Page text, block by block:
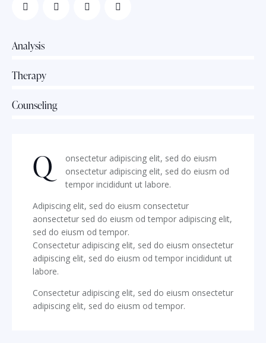
Analysis
Therapy
Counseling
Q
onsectetur adipiscing elit, sed do eiusm
onsectetur adipiscing elit, sed do eiusm od
tempor incididunt ut labore.
Adipiscing elit, sed do eiusm consectetur
aonsectetur sed do eiusm od tempor adipiscing elit,
sed do eiusm od tempor.
Consectetur adipiscing elit, sed do eiusm onsectetur
adipiscing elit, sed do eiusm od tempor incididunt ut
labore.
Consectetur adipiscing elit, sed do eiusm onsectetur
adipiscing elit, sed do eiusm od tempor.